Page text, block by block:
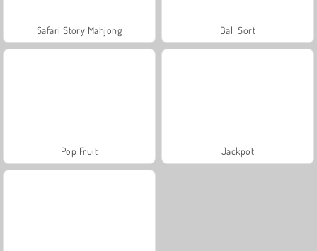
Safari Story Mahjong Ball Sort
Pop Fruit Jackpot